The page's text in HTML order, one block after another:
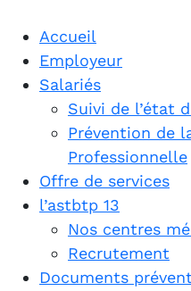
Accueil
Employeur
Salariés
Suivi de l’état
Prévention de
Professionnelle
Offre de services
l’astbtp 13
Nos centres
Recrutement
Documents